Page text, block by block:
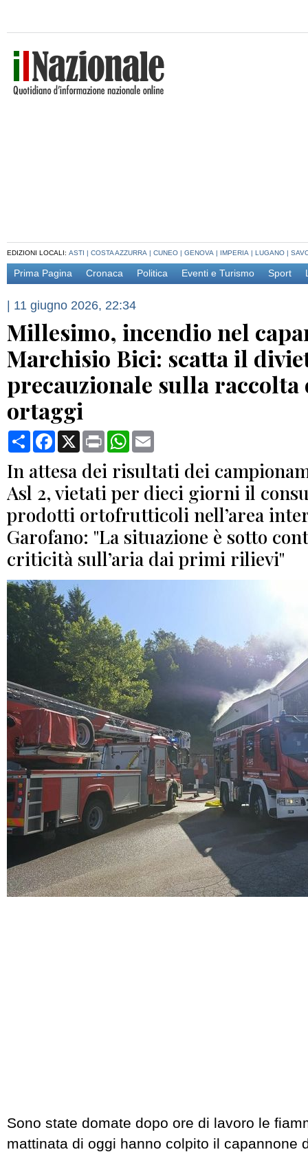
EDIZIONI LOCALI: ASTI | COSTA AZZURRA | CUNEO | GENOVA | IMPERIA | LUGANO |
Prima Pagina Cronaca Politica Eventi e Turismo Sport
| 11 giugno 2026, 22:34
Millesimo, incendio nel
Marchisio Bici: scatta il
precauzionale sulla raccolta
ortaggi
CondividiFacebook
X Print WhatsApp
In attesa dei risultati dei
Asl 2, vietati per dieci giorni il
prodotti ortofrutticoli nell’area
Garofano: "La situazione è sotto
criticità sull’aria dai primi rilievi"
Sono state domate dopo ore di lavoro le
mattinata di oggi hanno colpito il capannone